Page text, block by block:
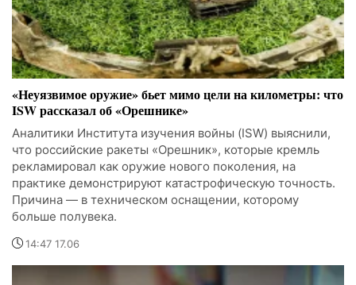
«Неуязвимое оружие» бьет мимо цели на километры: что
ISW рассказал об «Орешнике»
Аналитики Института изучения войны (ISW) выяснили,
что российские ракеты «Орешник», которые кремль
рекламировал как оружие нового поколения, на
практике демонстрируют катастрофическую точность.
Причина — в техническом оснащении, которому
больше полувека.
14:47 17.06